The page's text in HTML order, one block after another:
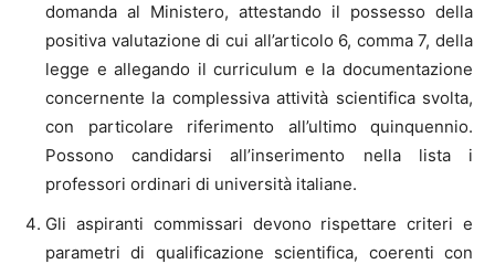
domanda al Ministero, attestando il possesso della
positiva valutazione di cui all’articolo 6, comma 7, della
legge e allegando il curriculum e la documentazione
concernente la complessiva attività scientifica svolta,
con particolare riferimento all’ultimo quinquennio.
Possono candidarsi all’inserimento nella lista i
professori ordinari di università italiane.
Gli aspiranti commissari devono rispettare criteri e
parametri di qualificazione scientifica, coerenti con